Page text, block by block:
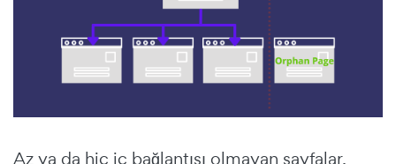
Az ya da hiç iç bağlantısı olmayan sayfalar,